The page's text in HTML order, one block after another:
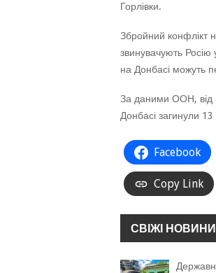
Горлівки.
Збройний конфлікт
звинувачують Росію
на Донбасі можуть
За даними ООН, від
Донбасі загинули
Facebook
Copy Link
СВІЖІ НОВИНИ